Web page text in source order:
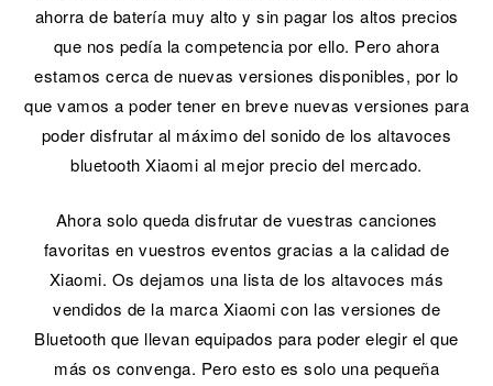
ahorra de batería muy alto y sin pagar los altos precios
que nos pedía la competencia por ello. Pero ahora
estamos cerca de nuevas versiones disponibles, por lo
que vamos a poder tener en breve nuevas versiones para
poder disfrutar al máximo del sonido de los altavoces
bluetooth Xiaomi al mejor precio del mercado.
Ahora solo queda disfrutar de vuestras canciones
favoritas en vuestros eventos gracias a la calidad de
Xiaomi. Os dejamos una lista de los altavoces más
vendidos de la marca Xiaomi con las versiones de
Bluetooth que llevan equipados para poder elegir el que
más os convenga. Pero esto es solo una pequeña